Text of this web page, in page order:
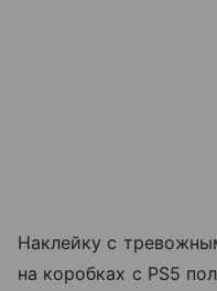
Наклейку с
на коробках с PS5